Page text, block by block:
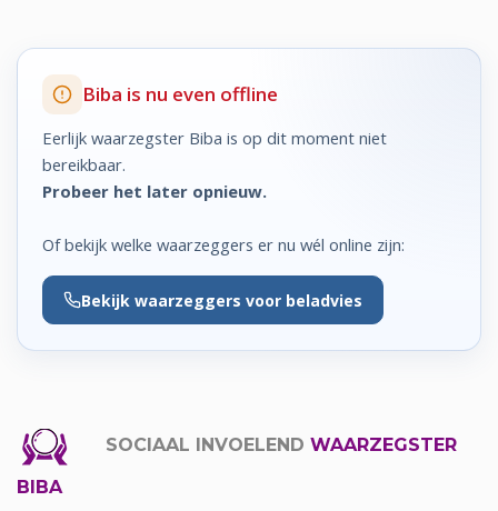
Biba is nu even offline
Eerlijk waarzegster Biba is op dit moment niet
bereikbaar.
Probeer het later opnieuw.
Of bekijk welke waarzeggers er nu wél online zijn:
Bekijk waarzeggers voor beladvies
SOCIAAL INVOELEND WAARZEGSTER
BIBA